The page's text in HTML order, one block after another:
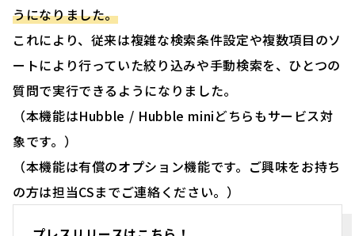
うになりました。
これにより、従来は複雑な検索条件設定や複数項目のソ
ートにより行っていた絞り込みや手動検索を、ひとつの
質問で実行できるようになりました。
（本機能はHubble / Hubble miniどちらもサービス対
象です。）
（本機能は有償のオプション機能です。ご興味をお持ち
の方は担当CSまでご連絡ください。）